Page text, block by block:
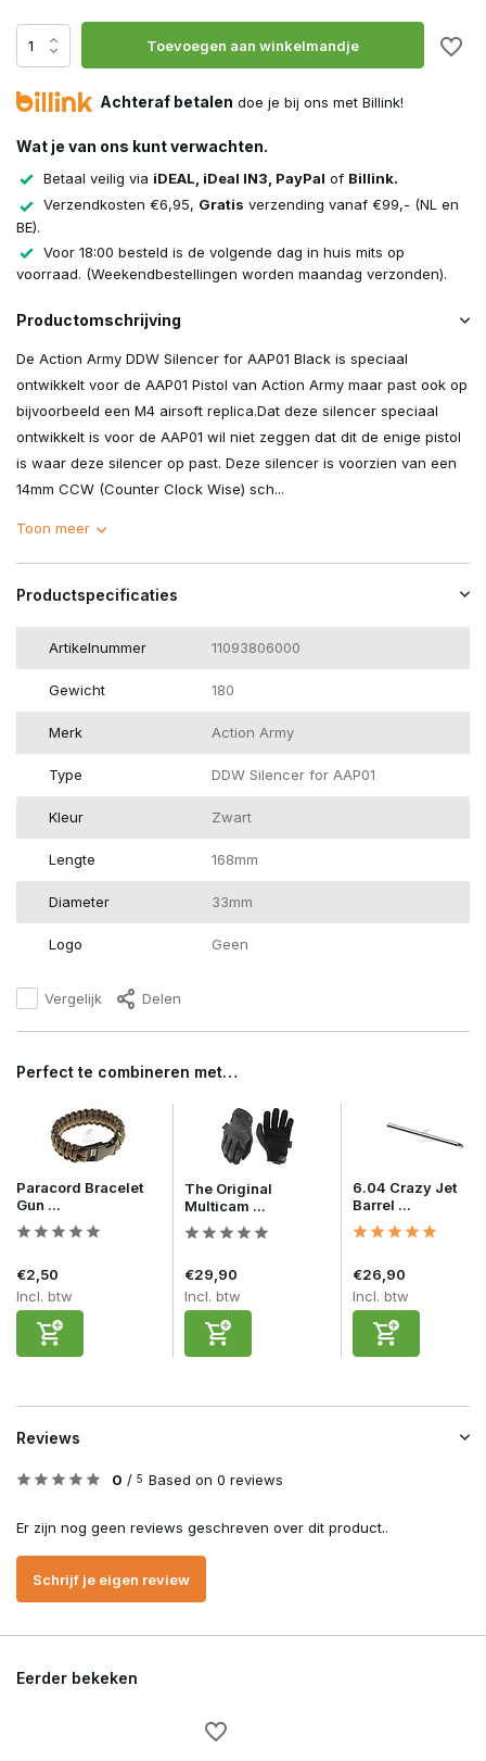
Toevoegen aan winkelmandje
Achteraf betalen doe je bij ons met Billink!
Wat je van ons kunt verwachten.
Betaal veilig via iDEAL, iDeal IN3, PayPal of Billink.
Verzendkosten €6,95, Gratis verzending vanaf €99,- (NL en
BE).
Voor 18:00 besteld is de volgende dag in huis mits op
voorraad. (Weekendbestellingen worden maandag verzonden).
Productomschrijving
De Action Army DDW Silencer for AAP01 Black is speciaal
ontwikkelt voor de AAP01 Pistol van Action Army maar past ook op
bijvoorbeeld een M4 airsoft replica.Dat deze silencer speciaal
ontwikkelt is voor de AAP01 wil niet zeggen dat dit de enige pistol
is waar deze silencer op past. Deze silencer is voorzien van een
14mm CCW (Counter Clock Wise) sch...
Toon meer
Productspecificaties
Artikelnummer 11093806000
Gewicht 180
Merk Action Army
Type DDW Silencer for AAP01
Kleur Zwart
Lengte 168mm
Diameter 33mm
Logo Geen
Vergelijk Delen
Perfect te combineren met…
Paracord Bracelet
Gun ...
€2,50
Incl. btw
The Original
Multicam ...
€29,90
Incl. btw
6.04 Crazy Jet
Barrel ...
€26,90
Incl. btw
Reviews
0 / 5 Based on 0 reviews
Er zijn nog geen reviews geschreven over dit product..
Schrijf je eigen review
Eerder bekeken